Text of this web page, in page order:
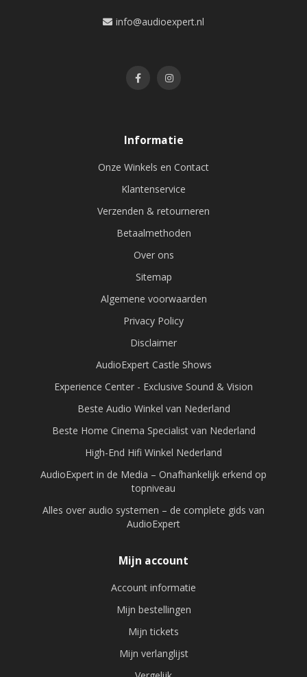
info@audioexpert.nl
Informatie
Onze Winkels en Contact
Klantenservice
Verzenden & retourneren
Betaalmethoden
Over ons
Sitemap
Algemene voorwaarden
Privacy Policy
Disclaimer
AudioExpert Castle Shows
Experience Center - Exclusive Sound & Vision
Beste Audio Winkel van Nederland
Beste Home Cinema Specialist van Nederland
High-End Hifi Winkel Nederland
AudioExpert in de Media – Onafhankelijk erkend op
topniveau
Alles over audio systemen – de complete gids van
AudioExpert
Mijn account
Account informatie
Mijn bestellingen
Mijn tickets
Mijn verlanglijst